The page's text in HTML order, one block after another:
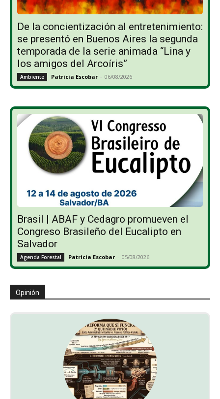
De la concientización al entretenimiento:
se presentó en Buenos Aires la segunda
temporada de la serie animada “Lina y
los amigos del Arcoíris”
Ambiente Patricia Escobar - 06/08/2026
Brasil | ABAF y Cedagro promueven el
Congreso Brasileño del Eucalipto en
Salvador
Agenda Forestal Patricia Escobar - 05/08/2026
Opinión